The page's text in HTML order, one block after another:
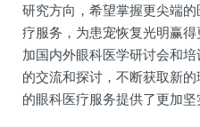
研究方向，希望掌握更尖端
疗服务，为患宠恢复光明赢
加国内外眼科医学研讨会和
的交流和探讨，不断获取新
的眼科医疗服务提供了更加坚